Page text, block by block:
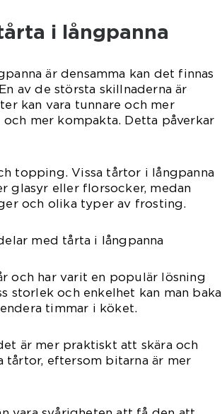
i långpanna
är densamma kan det finnas
av de största skillnaderna är
kan vara tunnare och mer
mer kompakta. Detta påverkar
topping. Vissa tårtor i långpanna
glasyr eller florsocker, medan
och olika typer av frosting.
med tårta i långpanna
och har varit en populär lösning
storlek och enkelhet kan man baka
timmar i köket.
är mer praktiskt att skära och
eftersom bitarna är mer